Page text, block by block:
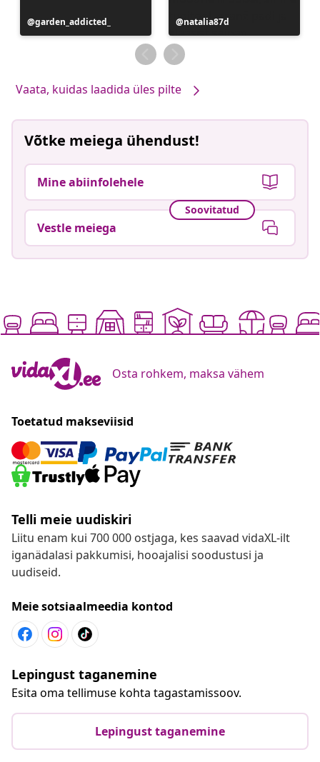
Postitus
avaldatud
garden_addicted_
Postitus
avaldatud
natalia87d
Vaata, kuidas laadida üles pilte
Võtke meiega ühendust!
Mine abiinfolehele
Soovitatud
Vestle meiega
Osta rohkem, maksa vähem
Toetatud makseviisid
Telli meie uudiskiri
Liitu enam kui 700 000 ostjaga, kes saavad vidaXL-ilt
iganädalasi pakkumisi, hooajalisi soodustusi ja
uudiseid.
Meie sotsiaalmeedia kontod
Lepingust taganemine
Esita oma tellimuse kohta tagastamissoov.
Lepingust taganemine